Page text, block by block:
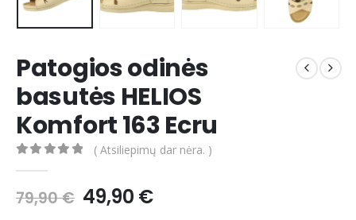
Patogios odinės
basutės HELIOS
Komfort 163 Ecru
( Atsiliepimų dar nėra. )
79,90€ Original
49,90 €Current